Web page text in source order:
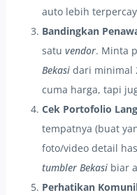
auto lebih
Bandingkan
satu vendor. Minta
Bekasi dari minimal
cuma harga, tapi
Cek Portofolio
tempatnya (buat
foto/video detail
tumbler Bekasi biar
Perhatikan